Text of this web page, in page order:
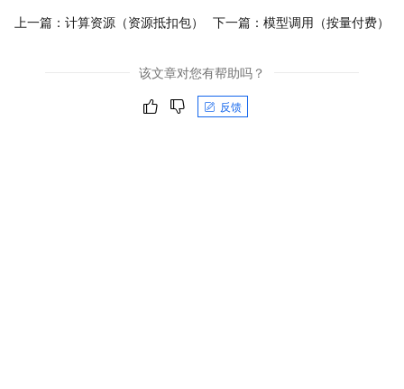
上一篇： 计算资源（资源抵扣包） 下一篇： 模型调用（按量付费）
该文章对您有帮助吗？
反馈